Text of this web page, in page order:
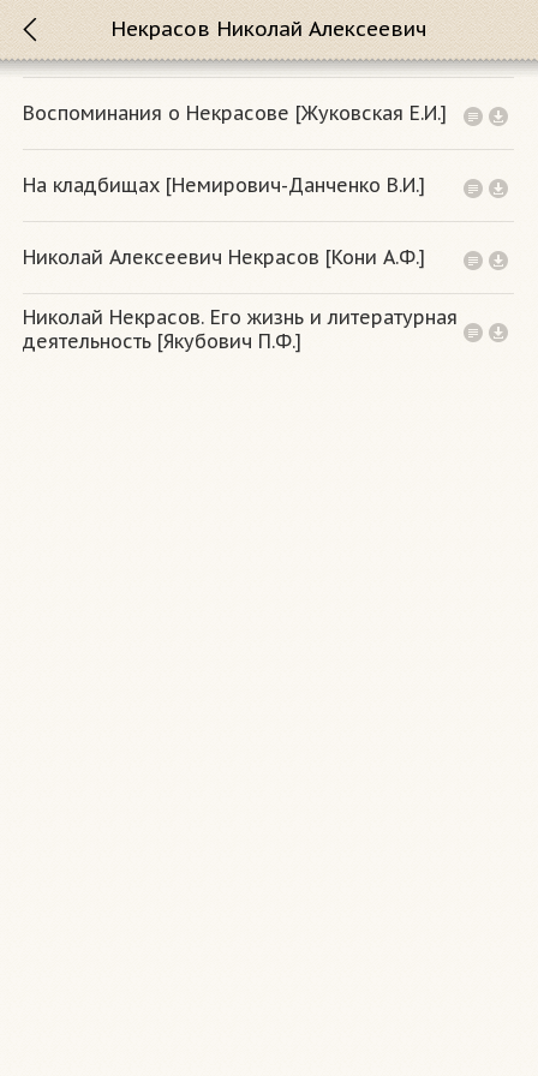
Некрасов Николай Алексеевич
Воспоминания о Некрасове [Жуковская Е.И.]
На кладбищах [Немирович-Данченко В.И.]
Николай Алексеевич Некрасов [Кони А.Ф.]
Николай Некрасов. Его жизнь и литературная
деятельность [Якубович П.Ф.]